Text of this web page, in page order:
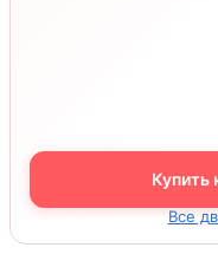
Купить
Все